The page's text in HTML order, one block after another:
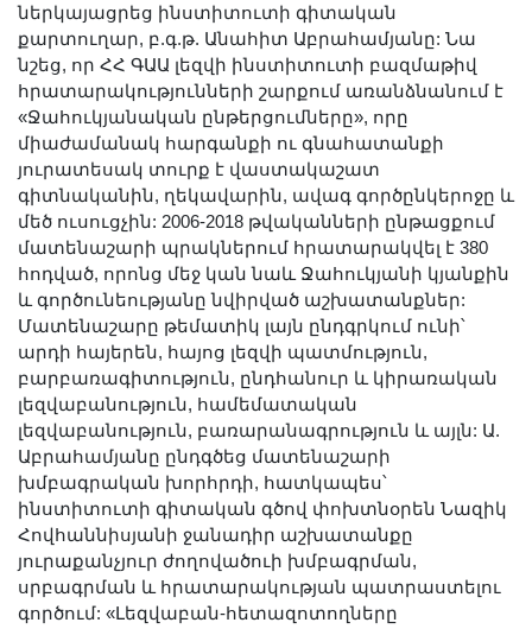
ներկայացրեց ինստիտուտի գիտական
քարտուղար, բ.գ.թ. Անահիտ Աբրահամյանը: Նա
նշեց, որ ՀՀ ԳԱԱ լեզվի ինստիտուտի բազմաթիվ
հրատարակությունների շարքում առանձնանում է
«Ջահուկյանական ընթերցումները», որը
միաժամանակ հարգանքի ու գնահատանքի
յուրատեսակ տուրք է վաստակաշատ
գիտնականին, ղեկավարին, ավագ գործընկերոջը և
մեծ ուսուցչին: 2006-2018 թվականների ընթացքում
մատենաշարի պրակներում հրատարակվել է 380
հոդված, որոնց մեջ կան նաև Ջահուկյանի կյանքին
և գործունեությանը նվիրված աշխատանքներ:
Մատենաշարը թեմատիկ լայն ընդգրկում ունի՝
արդի հայերեն, հայոց լեզվի պատմություն,
բարբառագիտություն, ընդհանուր և կիրառական
լեզվաբանություն, համեմատական
լեզվաբանություն, բառարանագրություն և այլն: Ա.
Աբրահամյանը ընդգծեց մատենաշարի
խմբագրական խորհրդի, հատկապես՝
ինստիտուտի գիտական գծով փոխտնօրեն Նազիկ
Հովհաննիսյանի ջանադիր աշխատանքը
յուրաքանչյուր ժողովածուի խմբագրման,
սրբագրման և հրատարակության պատրաստելու
գործում: «Լեզվաբան-հետազոտողները